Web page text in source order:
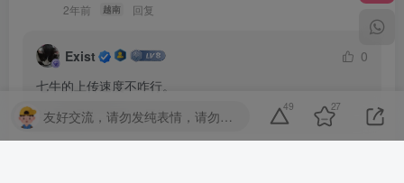
2年前 越南 回复
Exist
0
七牛的上传速度不咋行。
2年前 四川 @Cik- 回复 友好交流，请勿发纯表情，请勿灌水，违者封号喔
49 27